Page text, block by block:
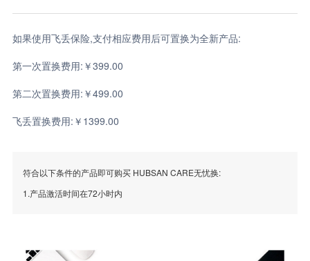
如果使用飞丢保险,支付相应费用后可置换为全新产品:
第一次置换费用:￥399.00
第二次置换费用:￥499.00
飞丢置换费用:￥1399.00
符合以下条件的产品即可购买 HUBSAN CARE无忧换:
1.产品激活时间在72小时内